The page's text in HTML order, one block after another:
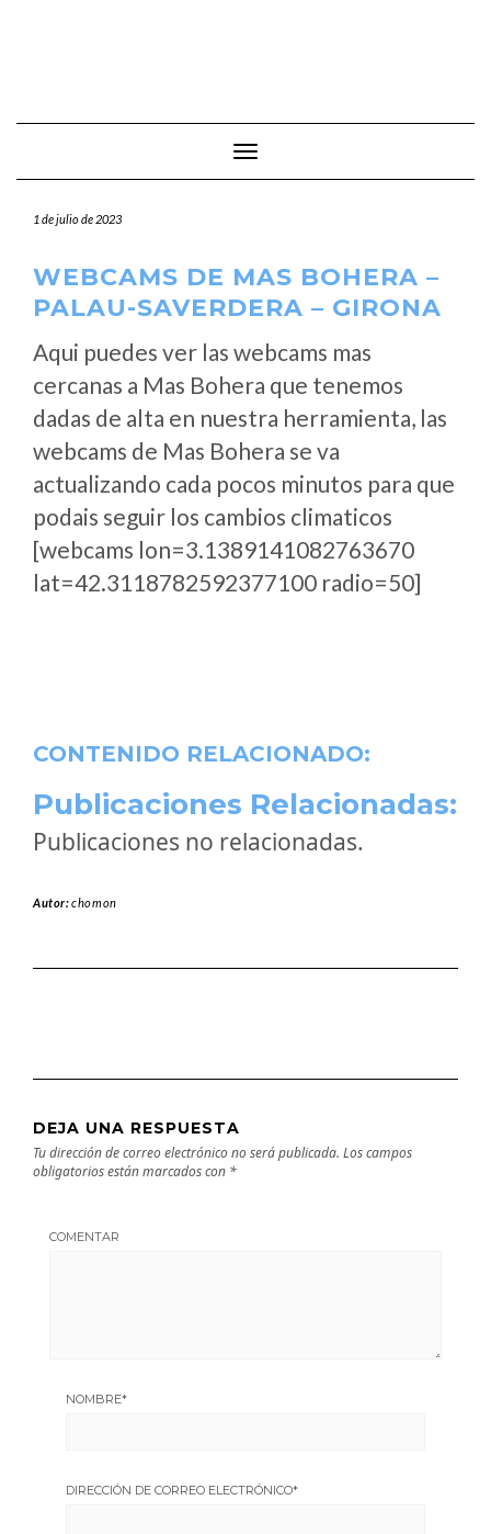
Cambiar modo de navegación
1 de julio de 2023
WEBCAMS DE MAS BOHERA –
PALAU-SAVERDERA – GIRONA
Aqui puedes ver las webcams mas
cercanas a Mas Bohera que tenemos
dadas de alta en nuestra herramienta, las
webcams de Mas Bohera se va
actualizando cada pocos minutos para que
podais seguir los cambios climaticos
[webcams lon=3.1389141082763670
lat=42.3118782592377100 radio=50]
CONTENIDO RELACIONADO:
Publicaciones Relacionadas:
Publicaciones no relacionadas.
Autor:chomon
DEJA UNA RESPUESTA
Tu dirección de correo electrónico no será publicada. Los campos
obligatorios están marcados con *
COMENTAR
NOMBRE*
DIRECCIÓN DE CORREO ELECTRÓNICO*